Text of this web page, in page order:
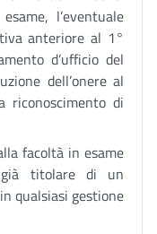
l’eventuale
anteriore al 1°
d’ufficio del
dell’onere al
riconoscimento di
facoltà in esame
titolare di un
qualsiasi gestione